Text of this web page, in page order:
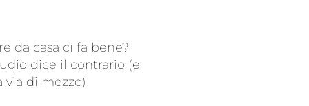
da casa ci fa bene?
dice il contrario (e
via di mezzo)